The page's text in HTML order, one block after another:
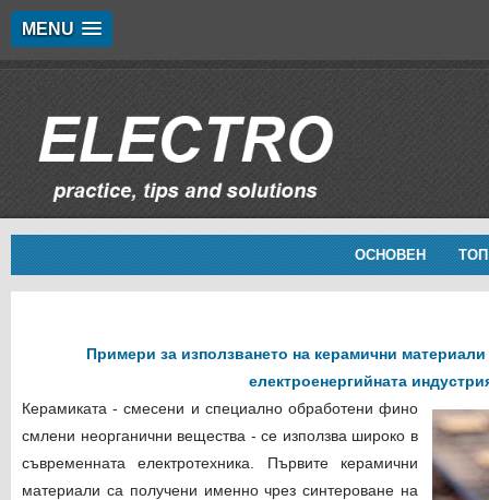
MENU
ОСНОВЕН
Примери за използването на керамични материали
електроенергийната
Керамиката - смесени и специално обработени фино
смлени неорганични вещества - се използва широко в
съвременната електротехника. Първите керамични
материали са получени именно чрез синтероване на